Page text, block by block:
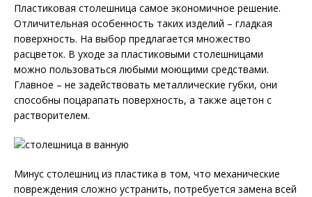
Пластиковая столешница самое экономичное решение.
Отличительная особенность таких изделий – гладкая
поверхность. На выбор предлагается множество
расцветок. В уходе за пластиковыми столешницами
можно пользоваться любыми моющими средствами.
Главное – не задействовать металлические губки, они
способны поцарапать поверхность, а также ацетон с
растворителем.
Минус столешниц из пластика в том, что механические
повреждения сложно устранить, потребуется замена всей